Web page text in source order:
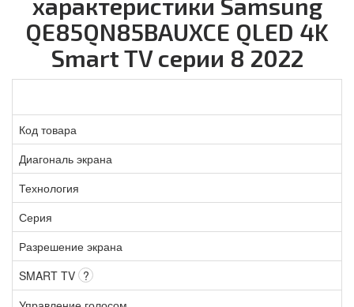
QE85QN85BAUXCE QLED 4K
Smart TV серии 8 2022
Код товара
Диагональ экрана
Технология
Серия
Разрешение экрана
SMART TV ?